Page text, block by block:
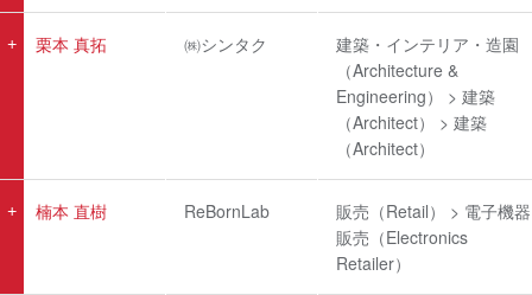
栗本 真拓 ㈱シンタク
建築・インテリア・造園
（Architecture &
Engineering） > 建築
（Architect） > 建築
（Architect）
楠本 直樹 ReBornLab
販売（Retail） > 電子機器
販売（Electronics
Retailer）